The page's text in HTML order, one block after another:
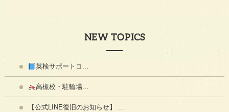
NEW TOPICS
英検サポートコ...
高槻校・駐輪場...
【公式LINE復旧のお知らせ】 ...